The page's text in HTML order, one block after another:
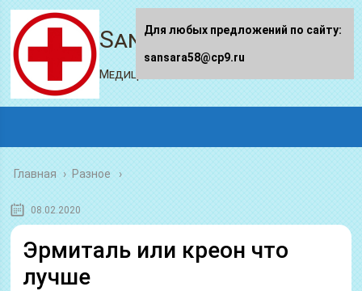
Sansara58.ru
Медицинский портал
Главная › Разное
08.02.2020
Эрмиталь или креон что
лучше
Для любых предложений по сайту:
sansara58@cp9.ru